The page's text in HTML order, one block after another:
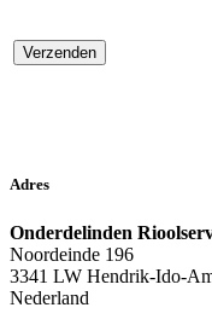
Adres
Onderdelinden
Noordeinde 196
3341 LW Hendrik-Ido-
Nederland